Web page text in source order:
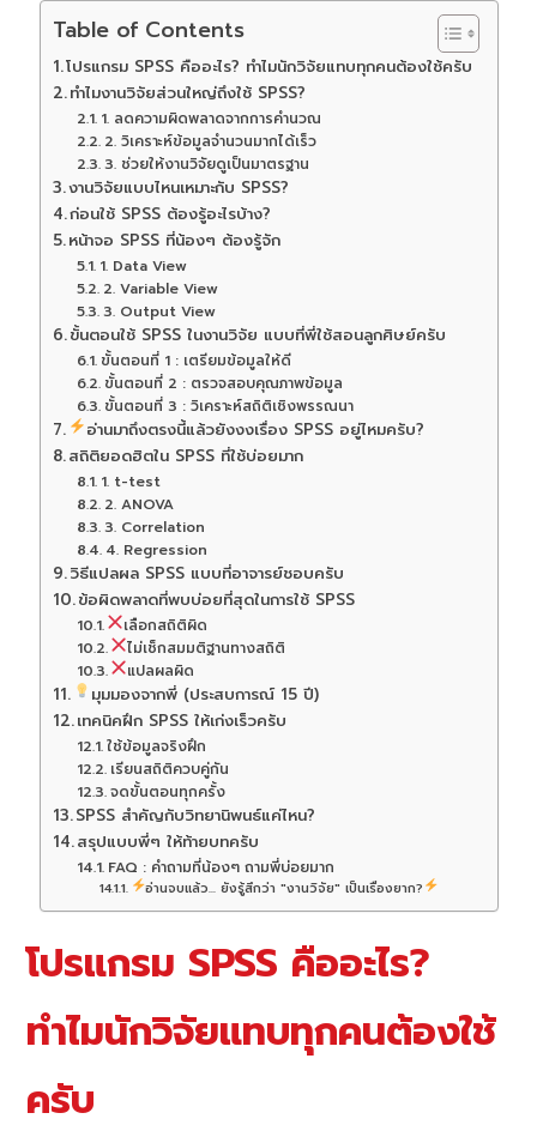
Table of Contents
โปรแกรม SPSS คืออะไร? ทำไมนักวิจัยแทบทุกคนต้องใช้ครับ
ทำไมงานวิจัยส่วนใหญ่ถึงใช้ SPSS?
1. ลดความผิดพลาดจากการคำนวณ
2. วิเคราะห์ข้อมูลจำนวนมากได้เร็ว
3. ช่วยให้งานวิจัยดูเป็นมาตรฐาน
งานวิจัยแบบไหนเหมาะกับ SPSS?
ก่อนใช้ SPSS ต้องรู้อะไรบ้าง?
หน้าจอ SPSS ที่น้องๆ ต้องรู้จัก
1. Data View
2. Variable View
3. Output View
ขั้นตอนใช้ SPSS ในงานวิจัย แบบที่พี่ใช้สอนลูกศิษย์ครับ
ขั้นตอนที่ 1 : เตรียมข้อมูลให้ดี
ขั้นตอนที่ 2 : ตรวจสอบคุณภาพข้อมูล
ขั้นตอนที่ 3 : วิเคราะห์สถิติเชิงพรรณนา
อ่านมาถึงตรงนี้แล้วยังงงเรื่อง SPSS อยู่ไหมครับ?
สถิติยอดฮิตใน SPSS ที่ใช้บ่อยมาก
1. t-test
2. ANOVA
3. Correlation
4. Regression
วิธีแปลผล SPSS แบบที่อาจารย์ชอบครับ
ข้อผิดพลาดที่พบบ่อยที่สุดในการใช้ SPSS
เลือกสถิติผิด
ไม่เช็กสมมติฐานทางสถิติ
แปลผลผิด
มุมมองจากพี่ (ประสบการณ์ 15 ปี)
เทคนิคฝึก SPSS ให้เก่งเร็วครับ
ใช้ข้อมูลจริงฝึก
เรียนสถิติควบคู่กัน
จดขั้นตอนทุกครั้ง
SPSS สำคัญกับวิทยานิพนธ์แค่ไหน?
สรุปแบบพี่ๆ ให้ท้ายบทครับ
FAQ : คำถามที่น้องๆ ถามพี่บ่อยมาก
อ่านจบแล้ว... ยังรู้สึกว่า "งานวิจัย" เป็นเรื่องยาก?
โปรแกรม SPSS คืออะไร?
ทำไมนักวิจัยแทบทุกคนต้องใช้
ครับ